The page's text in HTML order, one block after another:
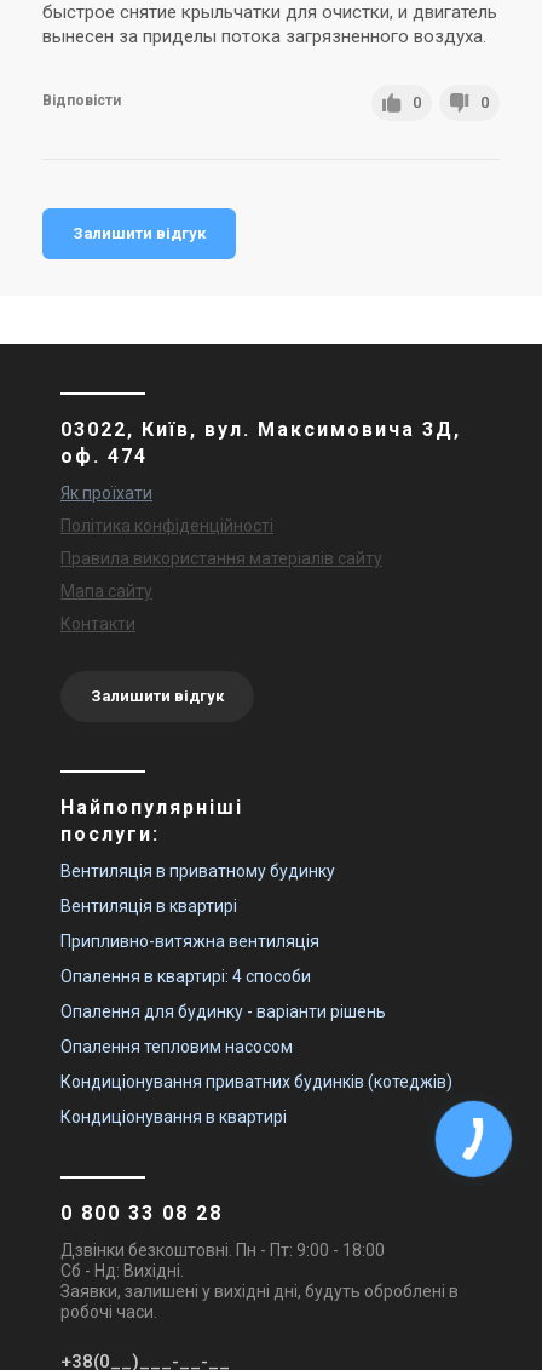
быстрое снятие крыльчатки для очистки, и двигатель
вынесен за приделы потока загрязненного воздуха.
Відповісти 0 0
Залишити відгук
03022, Київ, вул. Максимовича 3Д,
оф. 474
Як проїхати
Політика конфіденційності
Правила використання матеріалів сайту
Мапа сайту
Контакти
Залишити відгук
Найпопулярніші
послуги:
Вентиляція в приватному будинку
Вентиляція в квартирі
Припливно-витяжна вентиляція
Опалення в квартирі: 4 способи
Опалення для будинку - варіанти рішень
Опалення тепловим насосом
Кондиціонування приватних будинків (котеджів)
Кондиціонування в квартирі
0 800 33 08 28
Дзвінки безкоштовні. Пн - Пт: 9:00 - 18:00
Сб - Нд: Вихідні.
Заявки, залишені у вихідні дні, будуть оброблені в
робочі часи.